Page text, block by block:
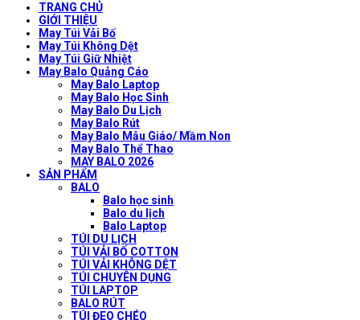
TRANG CHỦ
GIỚI THIỆU
May Túi Vải Bố
May Túi Không Dệt
May Túi Giữ Nhiệt
May Balo Quảng Cáo
May Balo Laptop
May Balo Học Sinh
May Balo Du Lịch
May Balo Rút
May Balo Mẫu Giáo/ Mầm Non
May Balo Thể Thao
MAY BALO 2026
SẢN PHẨM
BALO
Balo học sinh
Balo du lịch
Balo Laptop
TÚI DU LỊCH
TÚI VẢI BỐ COTTON
TÚI VẢI KHÔNG DỆT
TÚI CHUYÊN DỤNG
TÚI LAPTOP
BALO RÚT
TÚI ĐEO CHÉO